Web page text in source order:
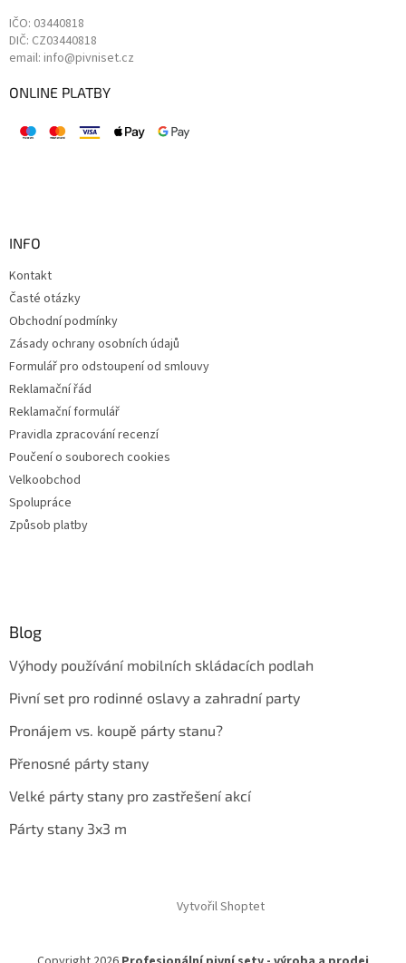
IČO: 03440818
DIČ: CZ03440818
email: info@pivniset.cz
ONLINE PLATBY
INFO
Kontakt
Časté otázky
Obchodní podmínky
Zásady ochrany osobních údajů
Formulář pro odstoupení od smlouvy
Reklamační řád
Reklamační formulář
Pravidla zpracování recenzí
Poučení o souborech cookies
Velkoobchod
Spolupráce
Způsob platby
Blog
Výhody používání mobilních skládacích podlah
Pivní set pro rodinné oslavy a zahradní party
Pronájem vs. koupě párty stanu?
Přenosné párty stany
Velké párty stany pro zastřešení akcí
Párty stany 3x3 m
Vytvořil Shoptet